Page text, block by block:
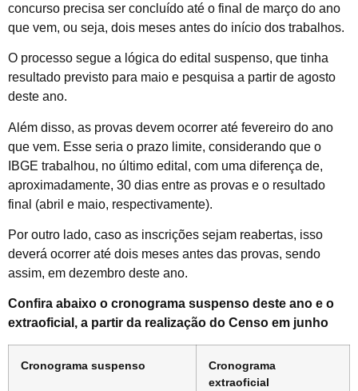
concurso precisa ser concluído até o final de março do ano
que vem, ou seja, dois meses antes do início dos trabalhos.
O processo segue a lógica do edital suspenso, que tinha
resultado previsto para maio e pesquisa a partir de agosto
deste ano.
Além disso, as provas devem ocorrer até fevereiro do ano
que vem. Esse seria o prazo limite, considerando que o
IBGE trabalhou, no último edital, com uma diferença de,
aproximadamente, 30 dias entre as provas e o resultado
final (abril e maio, respectivamente).
Por outro lado, caso as inscrições sejam reabertas, isso
deverá ocorrer até dois meses antes das provas, sendo
assim, em dezembro deste ano.
Confira abaixo o cronograma suspenso deste ano e o
extraoficial, a partir da realização do Censo em junho
Cronograma suspenso
Cronograma
extraoficial